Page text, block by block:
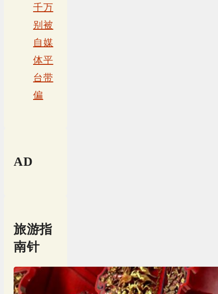
千万
别被
自媒
体平
台带
偏
AD
旅游指
南针